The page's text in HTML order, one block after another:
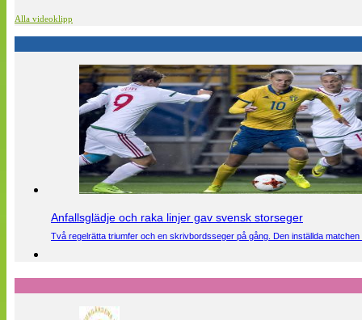
Alla videoklipp
Anfallsglädje och raka linjer gav svensk storseger
Två regelrätta triumfer och en skrivbordsseger på gång. Den inställda